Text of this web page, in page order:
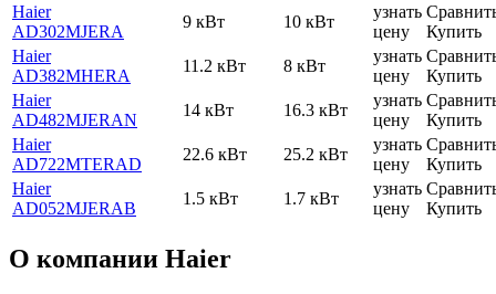
Haier
AD302MJERA
9 кВт 10 кВт
узнать
цену
Купить
Haier
AD382MHERA
11.2 кВт 8 кВт
узнать
цену
Купить
Haier
AD482MJERAN
14 кВт 16.3 кВт
узнать
цену
Купить
Haier
AD722MTERAD
22.6 кВт 25.2 кВт
узнать
цену
Купить
Haier
AD052MJERAB
1.5 кВт 1.7 кВт
узнать
цену
Купить
О компании Haier